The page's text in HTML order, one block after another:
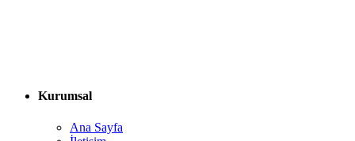
Kurumsal
Ana Sayfa